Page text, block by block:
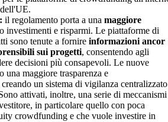
il regolamento porta a una maggiore
investimenti e risparmi. Le piattaforme di
sono tenute a fornire informazioni ancor
sui progetti, consentendo agli
decisioni più consapevoli. Le nuove
una maggiore trasparenza e
un sistema di vigilanza centralizzato
attivati, inoltre, una serie di meccanismi
in particolare quello con poca
crowdfunding e che vuole investire in